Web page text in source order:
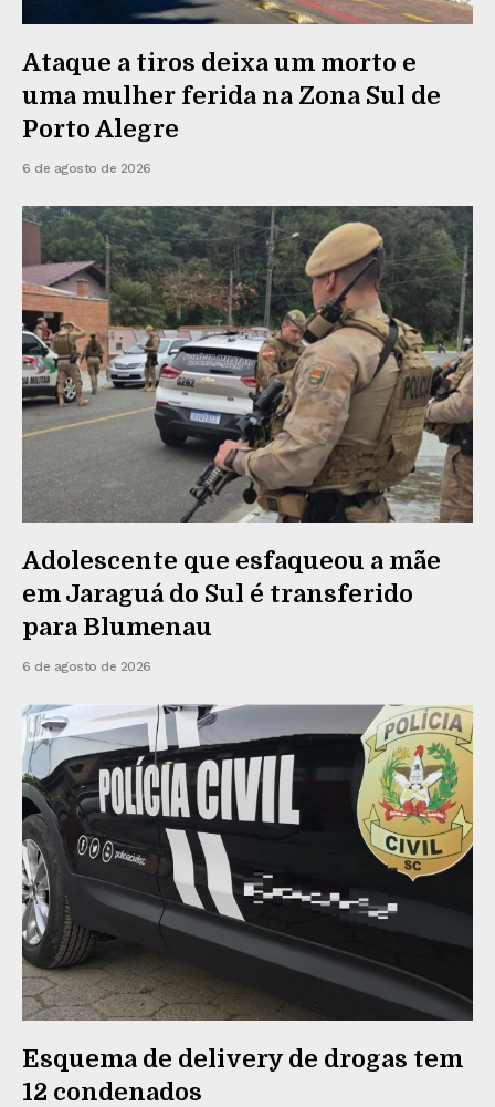
Ataque a tiros deixa um morto e
uma mulher ferida na Zona Sul de
Porto Alegre
6 de agosto de 2026
Adolescente que esfaqueou a mãe
em Jaraguá do Sul é transferido
para Blumenau
6 de agosto de 2026
Esquema de delivery de drogas tem
12 condenados